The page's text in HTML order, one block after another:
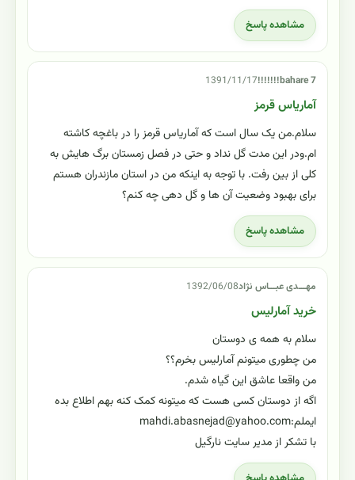
مشاهده پاسخ
bahare 7!!!!!!!
1391/11/17
آماریاس قرمز
سلام.من یک سال است که آماریاس قرمز را در باغچه کاشته
ام.ودر این مدت گل نداد و حتی در فصل زمستان برگ هایش به
کلی از بین رفت. با توجه به اینکه من در استان مازندران هستم
برای بهبود وضعیت آن ها و گل دهی چه کنم؟
مشاهده پاسخ
مهـــدی عبـــاس نژاد1392/06/08
خرید آمارلیس
سلام به همه ی دوستان
من چطوری میتونم آمارلیس بخرم؟؟
من واقعا عاشق این گیاه شدم.
اگه از دوستان کسی هست که میتونه کمک کنه بهم اطلاع بده
ایملم:mahdi.abasnejad@yahoo.com
با تشکر از مدیر سایت نارگیل